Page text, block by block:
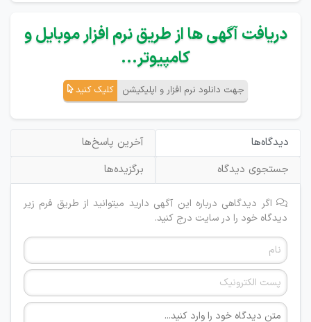
دریافت آگهی ها از طریق نرم افزار موبایل و
کامپیوتر...
جهت دانلود نرم افزار و اپلیکیشن کلیک کنید
دیدگاه‌ها
آخرین پاسخ‌ها
جستجوی دیدگاه
برگزیده‌ها
اگر دیدگاهی درباره این آگهی دارید میتوانید از طریق فرم زیر
دیدگاه خود را در سایت درج کنید.